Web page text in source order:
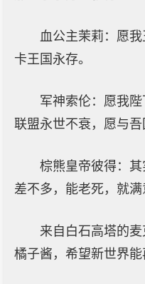
血公主茉莉：愿
卡王国永存。
军神索伦：愿我
联盟永世不衰，愿与吾
棕熊皇帝彼得：
差不多，能老死，就满
来自白石高塔的
橘子酱，希望新世界能